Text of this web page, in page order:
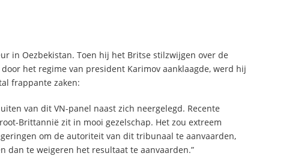
in Oezbekistan. Toen hij het Britse stilzwijgen over de
het regime van president Karimov aanklaagde, werd hij
frappante zaken:
van dit VN-panel naast zich neergelegd. Recente
Brittannië zit in mooi gezelschap. Het zou extreem
om de autoriteit van dit tribunaal te aanvaarden,
dan te weigeren het resultaat te aanvaarden.”